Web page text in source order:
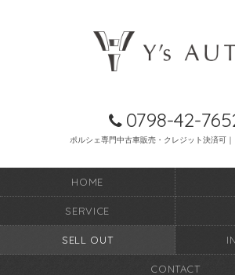
0798-42-
ポルシェ専門中古車販売・クレジット決済可
HOME
SERVICE
SELL OUT
CONTACT